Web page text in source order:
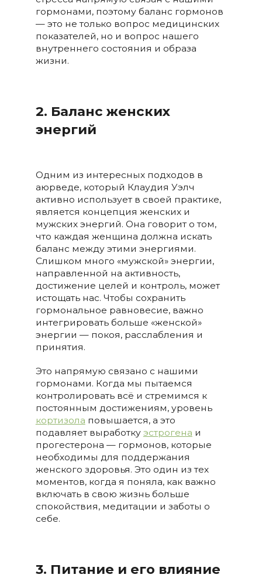
гормонами, поэтому баланс гормонов
— это не только вопрос медицинских
показателей, но и вопрос нашего
внутреннего состояния и образа
жизни.
2. Баланс женских
энергий
Одним из интересных подходов в
аюрведе, который Клаудия Уэлч
активно использует в своей практике,
является концепция женских и
мужских энергий. Она говорит о том,
что каждая женщина должна искать
баланс между этими энергиями.
Слишком много «мужской» энергии,
направленной на активность,
достижение целей и контроль, может
истощать нас. Чтобы сохранить
гормональное равновесие, важно
интегрировать больше «женской»
энергии — покоя, расслабления и
принятия.
Это напрямую связано с нашими
гормонами. Когда мы пытаемся
контролировать всё и стремимся к
постоянным достижениям, уровень
кортизола повышается, а это
подавляет выработку эстрогена и
прогестерона — гормонов, которые
необходимы для поддержания
женского здоровья. Это один из тех
моментов, когда я поняла, как важно
включать в свою жизнь больше
спокойствия, медитации и заботы о
себе.
3. Питание и его влияние